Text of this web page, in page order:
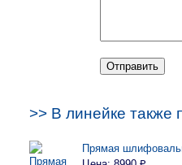
>> В линейке также
Прямая